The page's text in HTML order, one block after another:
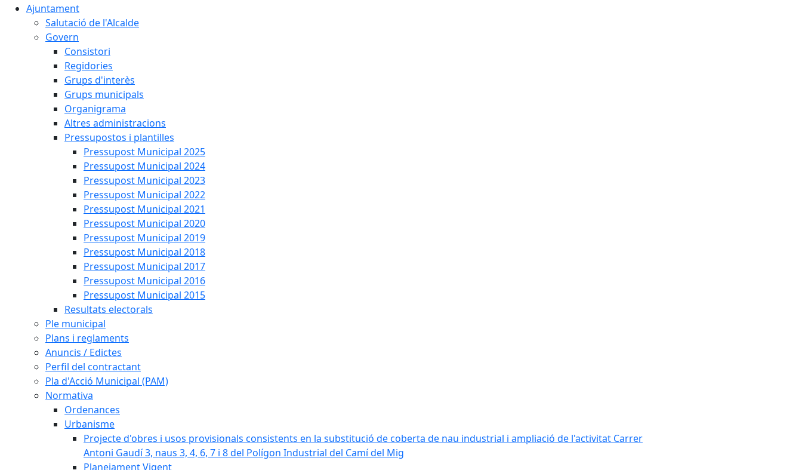
Ajuntament
Salutació de l'Alcalde
Govern
Consistori
Regidories
Grups d'interès
Grups municipals
Organigrama
Altres administracions
Pressupostos i plantilles
Pressupost Municipal 2025
Pressupost Municipal 2024
Pressupost Municipal 2023
Pressupost Municipal 2022
Pressupost Municipal 2021
Pressupost Municipal 2020
Pressupost Municipal 2019
Pressupost Municipal 2018
Pressupost Municipal 2017
Pressupost Municipal 2016
Pressupost Municipal 2015
Resultats electorals
Ple municipal
Plans i reglaments
Anuncis / Edictes
Perfil del contractant
Pla d'Acció Municipal (PAM)
Normativa
Ordenances
Urbanisme
Projecte d'obres i usos provisionals consistents en la substitució de coberta de nau industrial i ampliació de l'activitat Carrer
Antoni Gaudí 3, naus 3, 4, 6, 7 i 8 del Polígon Industrial del Camí del Mig
Planejament Vigent